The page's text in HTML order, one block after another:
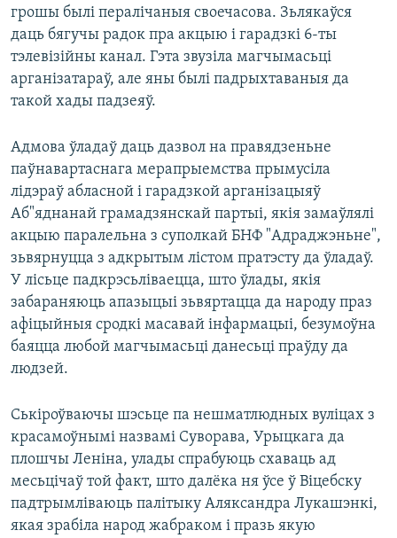
грошы былі пералічаныя своечасова. Зьлякаўся
даць бягучы радок пра акцыю і гарадзкі 6-ты
тэлевізійны канал. Гэта звузіла магчымасьці
арганізатараў, але яны былі падрыхтаваныя да
такой хады падзеяў.
Адмова ўладаў даць дазвол на правядзеньне
паўнавартаснага мерапрыемства прымусіла
лідэраў абласной і гарадзкой арганізацыяў
Аб"яднанай грамадзянскай партыі, якія замаўлялі
акцыю паралельна з суполкай БНФ "Адраджэньне",
зьвярнуцца з адкрытым лістом пратэсту да ўладаў.
У лісьце падкрэсьліваецца, што ўлады, якія
забараняюць апазыцыі зьвяртацца да народу праз
афіцыйныя сродкі масавай інфармацыі, безумоўна
баяцца любой магчымасьці данесьці праўду да
людзей.
Ськіроўваючы шэсьце па нешматлюдных вуліцах з
красамоўнымі назвамі Суворава, Урыцкага да
плошчы Леніна, улады спрабуюць схаваць ад
месьцічаў той факт, што далёка ня ўсе ў Віцебску
падтрымліваюць палітыку Аляксандра Лукашэнкі,
якая зрабіла народ жабраком і празь якую